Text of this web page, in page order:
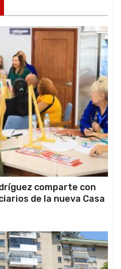
comparte con
de la nueva Casa
en Caracas